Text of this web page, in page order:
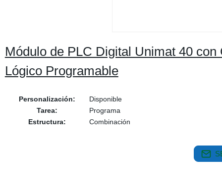
Módulo de PLC Digital Unimat 40
Lógico Programable
Personalización:
Disponible
Tarea:
Programa
Estructura:
Combinación